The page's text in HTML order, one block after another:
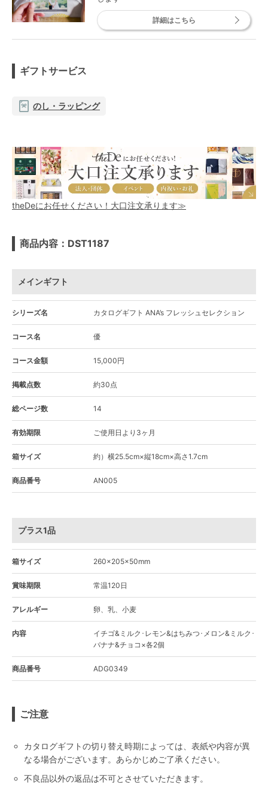
詳細はこちら
ギフトサービス
のし・ラッピング
theDeにお任せください！大口注文承ります≫
商品内容：DST1187
メインギフト
シリーズ名 カタログギフト ANA’s フレッシュセレクション
コース名 優
コース金額 15,000円
掲載点数 約30点
総ページ数 14
有効期限 ご使用日より3ヶ月
箱サイズ 約）横25.5cm×縦18cm×高さ1.7cm
商品番号 AN005
プラス1品
箱サイズ 260×205×50mm
賞味期限 常温120日
アレルギー 卵、乳、小麦
内容
イチゴ&ミルク･レモン&はちみつ･メロン&ミルク･
バナナ&チョコ×各2個
商品番号 ADG0349
ご注意
カタログギフトの切り替え時期によっては、表紙や内容が異
なる場合がございます。あらかじめご了承ください。
不良品以外の返品は不可とさせていただきます。